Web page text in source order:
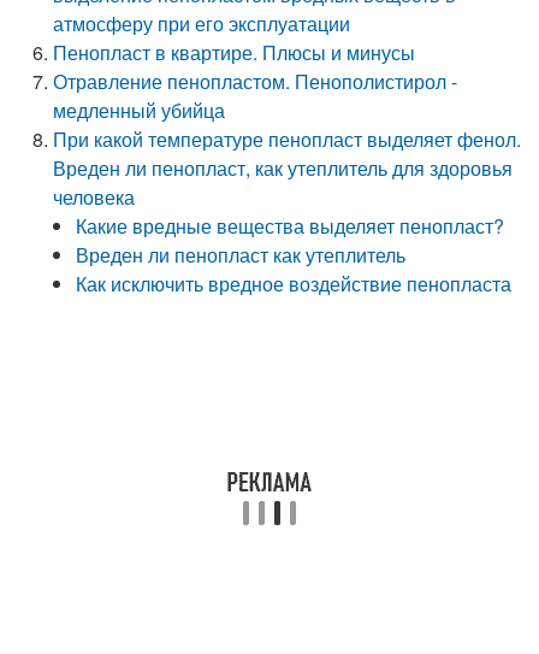
атмосферу при его эксплуатации
Пенопласт в квартире. Плюсы и минусы
Отравление пенопластом. Пенополистирол -
медленный убийца
При какой температуре пенопласт выделяет фенол.
Вреден ли пенопласт, как утеплитель для здоровья
человека
Какие вредные вещества выделяет пенопласт?
Вреден ли пенопласт как утеплитель
Как исключить вредное воздействие пенопласта